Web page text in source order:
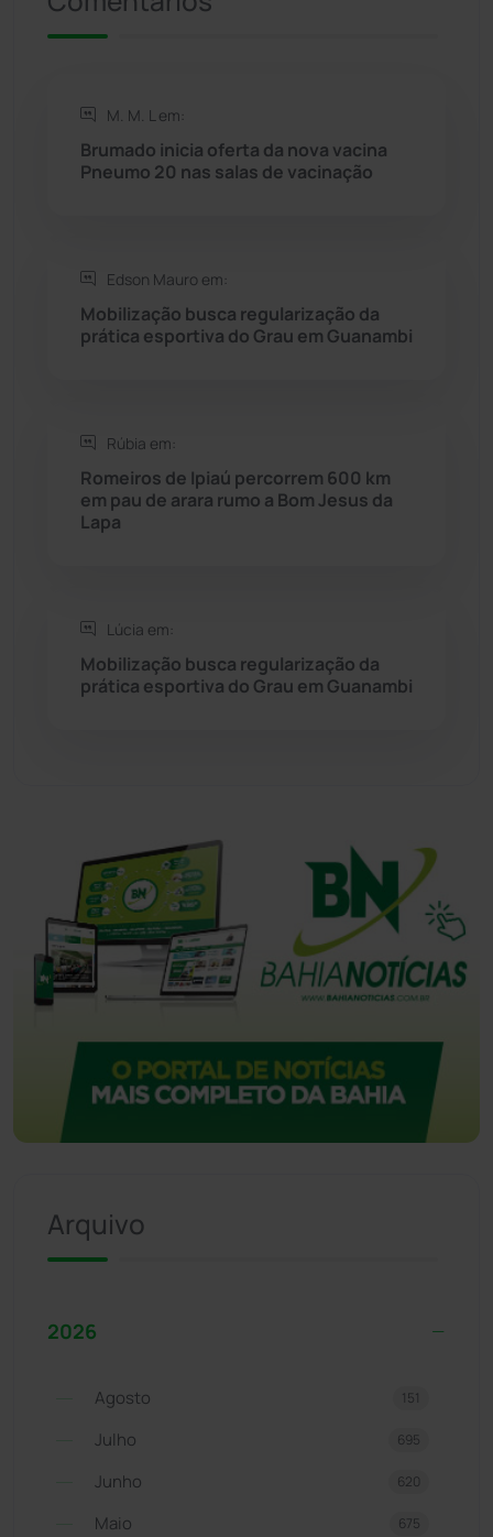
Riacho de Santana
Rio de Contas
Rio do Antônio
Saúde
Seabra (50)
Sítio do Mato
Sudoeste Baiano
M. M. L em:
Brumado inicia oferta da nova vacina
Pneumo 20 nas salas de vacinação
Edson Mauro em:
Mobilização busca regularização da
prática esportiva do Grau em Guanambi
Rúbia em:
Romeiros de Ipiaú percorrem 600 km
em pau de arara rumo a Bom Jesus da
Lapa
Lúcia em:
Mobilização busca regularização da
prática esportiva do Grau em Guanambi
Arquivo
2026
Agosto 151
Julho 695
Junho 620
Maio 675